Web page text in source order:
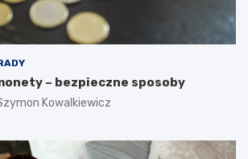
– bezpieczne sposoby
Kowalkiewicz